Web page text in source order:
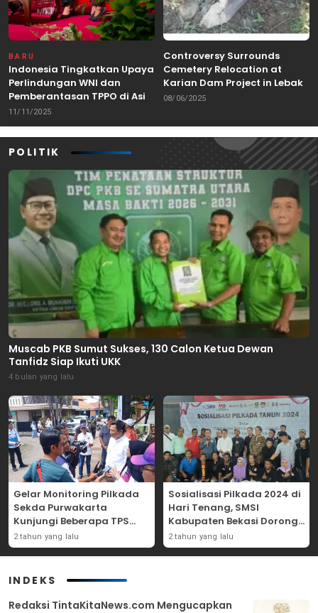
BARU
Indonesia Tingkatkan Upaya
Perlindungan WNI dan
Pemberantasan TPPO di Asia
Tenggara
11/11/2025
Controversy Surrounds
Cemetery Relocation at
Karian Dam Project in Lebak,
Banten
08/06/2025
POLITIK
Muscab PKB Sumut Sukses, 130 Calon Ketua Dewan
Tanfidz Siap Ikuti UKK
4 bulan yang lalu
Gelar Monitoring Pilkada
Sekda Purwakarta
Kunjungi Beberapa TPS
Yang Ada Di Purwakarta
2 tahun yang lalu
Sosialisasi Pilkada 2024 di
Hari Tenang, SMSI
Kabupaten Bekasi Dorong
Angka Partisipasi
Masyarakat
2 tahun yang lalu
INDEKS
Redaksi TintaKitaNews.com Mengucapkan